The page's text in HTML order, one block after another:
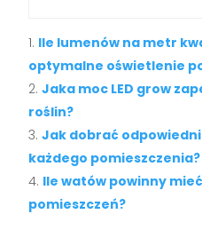
Ile lumenów na metr
optymalne oświetlenie
Jaka moc LED grow
roślin?
Jak dobrać
każdego pomieszczenia?
Ile watów powinny
pomieszczeń?